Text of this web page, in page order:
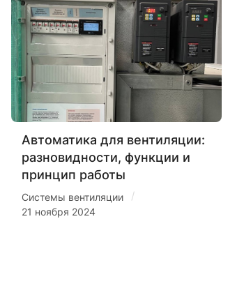
Автоматика для вентиляции:
разновидности, функции и
принцип работы
Системы вентиляции /
21 ноября 2024